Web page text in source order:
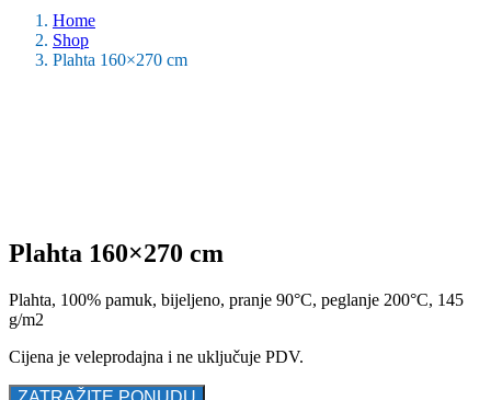
Home
Shop
Plahta 160×270 cm
Plahta 160×270 cm
Plahta, 100% pamuk, bijeljeno, pranje 90°C, peglanje 200°C, 145
g/m2
Cijena je veleprodajna i ne uključuje PDV.